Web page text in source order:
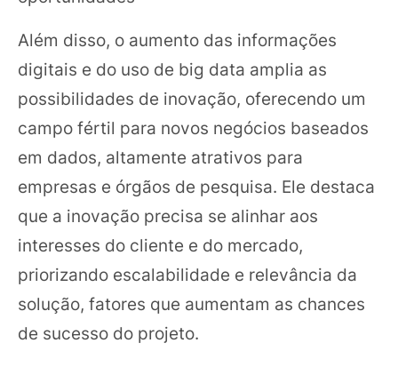
Além disso, o aumento das informações
digitais e do uso de big data amplia as
possibilidades de inovação, oferecendo um
campo fértil para novos negócios baseados
em dados, altamente atrativos para
empresas e órgãos de pesquisa. Ele destaca
que a inovação precisa se alinhar aos
interesses do cliente e do mercado,
priorizando escalabilidade e relevância da
solução, fatores que aumentam as chances
de sucesso do projeto.